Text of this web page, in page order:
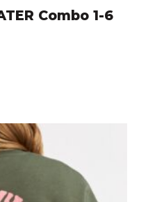
Combo 1-6